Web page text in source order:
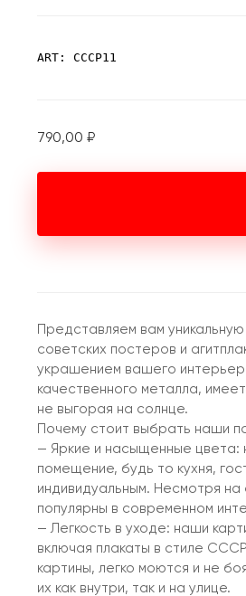
ART: СССР11
790,00 ₽
Представляем вам
советских постеров и
украшением вашего
качественного металла,
не выгорая на солнце.
Почему стоит выбрать наши
— Яркие и насыщенные
помещение, будь то кухня,
индивидуальным. Несмотря
популярны в современном
— Легкость в уходе: наши
включая плакаты в стиле
картины, легко моются и не
их как внутри, так и на улице.